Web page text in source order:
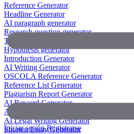
Reference Generator
Headline Generator
AI paragraph generator
Research question generator
Thesis paragraph generator
Hypothesis generator
Introduction Generator
AI Writing Generator
OSCOLA Reference Generator
Reference List Generator
Plagiarism Report Generator
AI Reword Generator
AI Bullet Point Generator
AI Legal Writing Generator
Shorten Essay Generator
Iniciar sesiónRegistrarse